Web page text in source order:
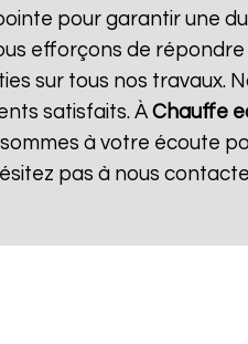
pour garantir une
efforçons de répondre
sur tous nos travaux.
satisfaits. ÀChauffe
à votre écoute
pas à nous